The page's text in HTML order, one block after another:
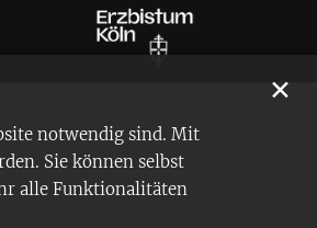
notwendig sind. Mit
Sie können selbst
alle Funktionalitäten
✕